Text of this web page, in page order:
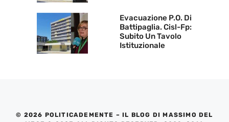
Evacuazione P.O. Di
Battipaglia. Cisl-Fp:
Subito Un Tavolo
Istituzionale
© 2026 POLITICADEMENTE – IL BLOG DI MASSIMO DEL